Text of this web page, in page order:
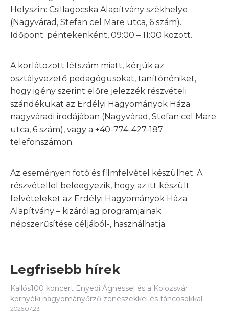
Helyszín: Csillagocska Alapítvány székhelye
(Nagyvárad, Stefan cel Mare utca, 6 szám).
Időpont: péntekenként, 09:00 – 11:00 között.
A korlátozott létszám miatt, kérjük az
osztályvezető pedagógusokat, tanítónéniket,
hogy igény szerint előre jelezzék részvételi
szándékukat az Erdélyi Hagyományok Háza
nagyváradi irodájában (Nagyvárad, Stefan cel Mare
utca, 6 szám), vagy a +40-774-427-187
telefonszámon.
Az eseményen fotó és filmfelvétel készülhet. A
részvétellel beleegyezik, hogy az itt készült
felvételeket az Erdélyi Hagyományok Háza
Alapítvány – kizárólag programjainak
népszerűsítése céljából-, használhatja.
Legfrisebb hírek
Kallós100 koncert Enyedi Ágnessel és a Kolozsvár
környéki hagyományőrző zenészekkel és táncosokkal
2026.07.23.